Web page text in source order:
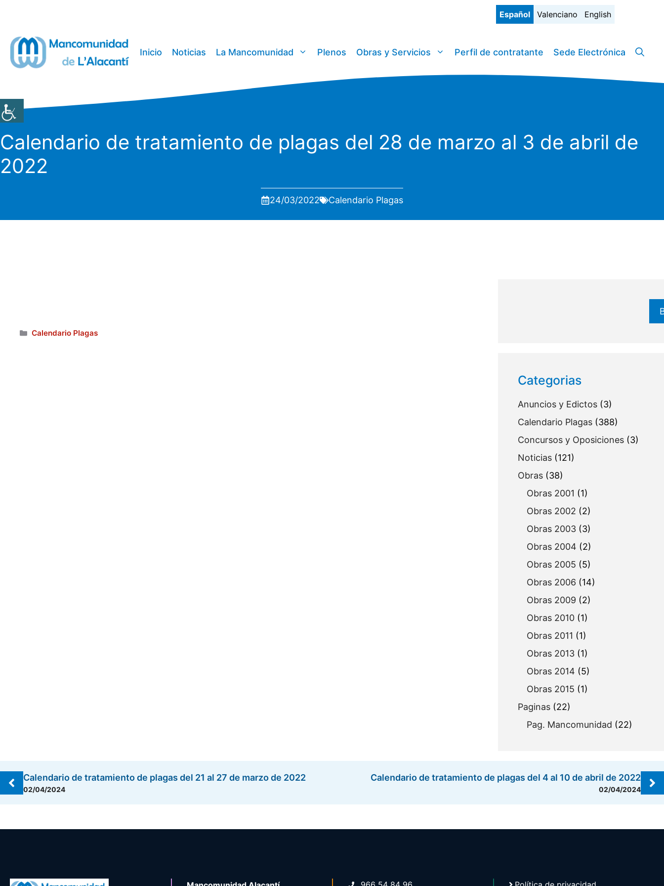
Español Valenciano English
Inicio Noticias La Mancomunidad Plenos Obras y Servicios Perfil de contratante Sede Electrónica
Calendario de tratamiento de plagas del 28 de marzo al 3 de abril de
2022
24/03/2022 Calendario Plagas
Categorías
Calendario Plagas
Categorias
Anuncios y Edictos (3)
Calendario Plagas (388)
Concursos y Oposiciones (3)
Noticias (121)
Obras (38)
Obras 2001 (1)
Obras 2002 (2)
Obras 2003 (3)
Obras 2004 (2)
Obras 2005 (5)
Obras 2006 (14)
Obras 2009 (2)
Obras 2010 (1)
Obras 2011 (1)
Obras 2013 (1)
Obras 2014 (5)
Obras 2015 (1)
Paginas (22)
Pag. Mancomunidad (22)
Calendario de tratamiento de plagas del 21 al 27 de marzo de 2022
02/04/2024
Calendario de tratamiento de plagas del 4 al 10 de abril de 2022
02/04/2024